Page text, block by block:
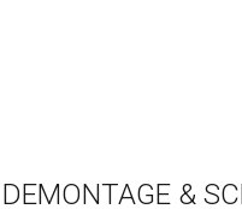
DEMONTAGE &